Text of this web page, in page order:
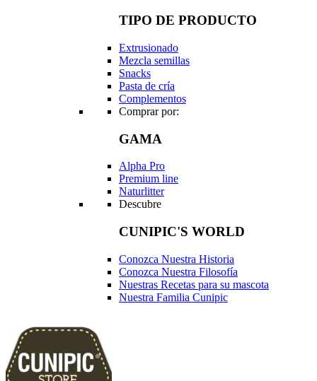
TIPO DE PRODUCTO
Extrusionado
Mezcla semillas
Snacks
Pasta de cría
Complementos
Comprar por:
GAMA
Alpha Pro
Premium line
Naturlitter
Descubre
CUNIPIC'S WORLD
Conozca Nuestra Historia
Conozca Nuestra Filosofía
Nuestras Recetas para su mascota
Nuestra Familia Cunipic